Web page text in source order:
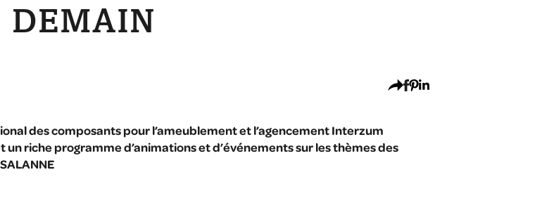
DEMAIN
des composants pour l’ameublement et l’agencement Interzum
riche programme d’animations et d’événements sur les thèmes des